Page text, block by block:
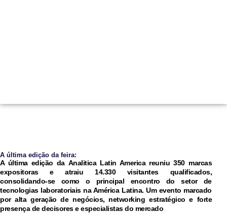
A última edição da feira:
A última edição da Analitica Latin Americareuniu350 marcas
expositorase atraiu 14.330 visitantes qualificados,
consolidando-se como o principal encontro do setor de
tecnologias laboratoriais na América Latina. Um evento marcado
por alta geração de negócios, networking estratégico e forte
presença de decisores e especialistas do mercado